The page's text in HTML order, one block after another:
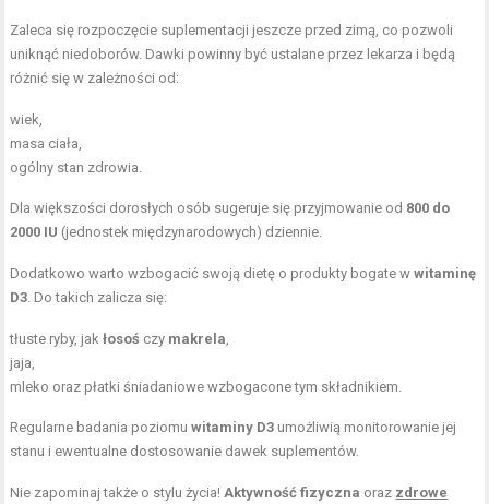
Zaleca się rozpoczęcie suplementacji jeszcze przed zimą, co pozwoli
uniknąć niedoborów. Dawki powinny być ustalane przez lekarza i będą
różnić się w zależności od:
wiek,
masa ciała,
ogólny stan zdrowia.
Dla większości dorosłych osób sugeruje się przyjmowanie od 800 do
2000 IU (jednostek międzynarodowych) dziennie.
Dodatkowo warto wzbogacić swoją dietę o produkty bogate wwitaminę
D3 . Do takich zalicza się:
tłuste ryby, jakłosoś czy makrela
jaja,
mleko oraz płatki śniadaniowe wzbogacone tym składnikiem.
Regularne badania poziomuwitaminy D3 umożliwią monitorowanie jej
stanu i ewentualne dostosowanie dawek suplementów.
Nie zapominaj także o stylu życia! Aktywność fizyczna oraz zdrowe